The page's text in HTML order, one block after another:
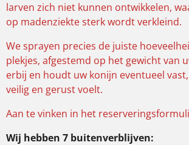
larven zich niet kunnen ontwikkelen,
op madenziekte sterk wordt verkleind.
We sprayen precies de juiste
plekjes, afgestemd op het gewicht van
erbij en houdt uw konijn eventueel
veilig en gerust voelt.
Aan te vinken in het
Wij hebben 7 buitenverblijven: